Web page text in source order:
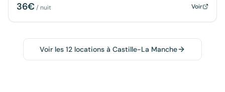
36€/ nuit Voir
Voir les 12 locations à Castille-La Manche